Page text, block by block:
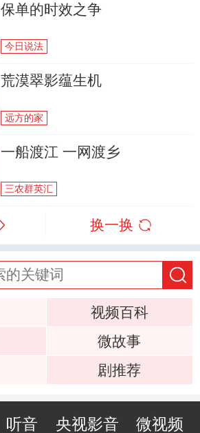
保单的时效之争
今日说法
荒漠翠影蕴生机
远方的家
一船渡江 一网渡乡
三农群英汇
换一换
视频百科
微故事
剧推荐
听音 央视影音 微视频